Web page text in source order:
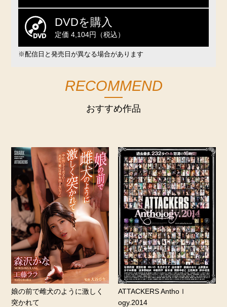
DVDを購入
定価 4,104円（税込）
※配信日と発売日が異なる場合があります
RECOMMEND
おすすめ作品
娘の前で雌犬のように激しく
突かれて
ATTACKERS Anthoｌ
ogy.2014